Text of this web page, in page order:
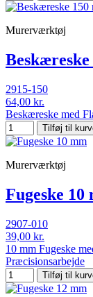
Murerværktøj
Beskæreske
2915-150
64,00 kr.
Beskæreske med
Tilføj til
Murerværktøj
Fugeske 10
2907-010
39,00 kr.
10 mm Fugeske
Præcisionsarbejde
Tilføj til